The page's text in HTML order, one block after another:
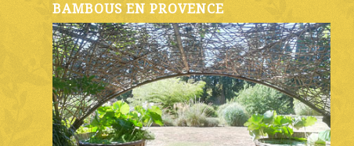
BAMBOUS EN PROVENCE